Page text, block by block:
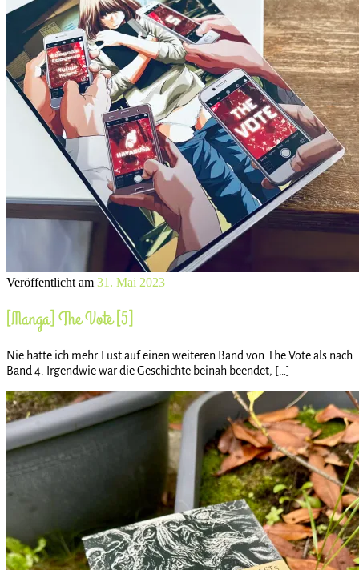
Veröffentlicht am 31. Mai 2023
[Manga] The Vote [5]
Nie hatte ich mehr Lust auf einen weiteren Band von The Vote als nach
Band 4. Irgendwie war die Geschichte beinah beendet, […]